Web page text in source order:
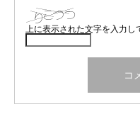
上に表示された文字を入力し